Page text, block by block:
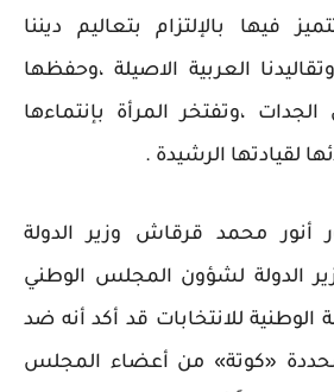
فيها بالإلتزام بتعاليم ديننا
العربية الاصيلة ،وحفظها
،وتفتخر المرأة بإنتماءها
لقيادتها الرشيدة .
أنور محمد قرقاش وزير الدولة
الدولة لشؤون المجلس الوطني
الوطنية للانتخابات قد أكد أنه ضد
«كوتة» من أعضاء المجلس